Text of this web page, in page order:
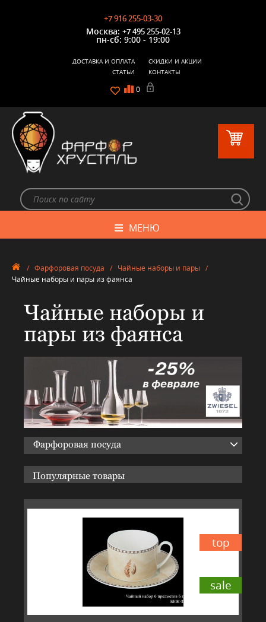
+7 916 255-03-30
Москва: +7 495 255-02-13
пн-сб: 9:00 - 19:00
0
ДОСТАВКА И ОПЛАТА
СКИДКИ И АКЦИИ
СТАТЬИ
КОНТАКТЫ
МЕНЮ
/ Фарфоровая посуда / Чайные наборы и пары /
Чайные наборы и пары из фаянса
Чайные наборы и
пары из фаянса
Фарфоровая посуда
Популярные товары
sale
top